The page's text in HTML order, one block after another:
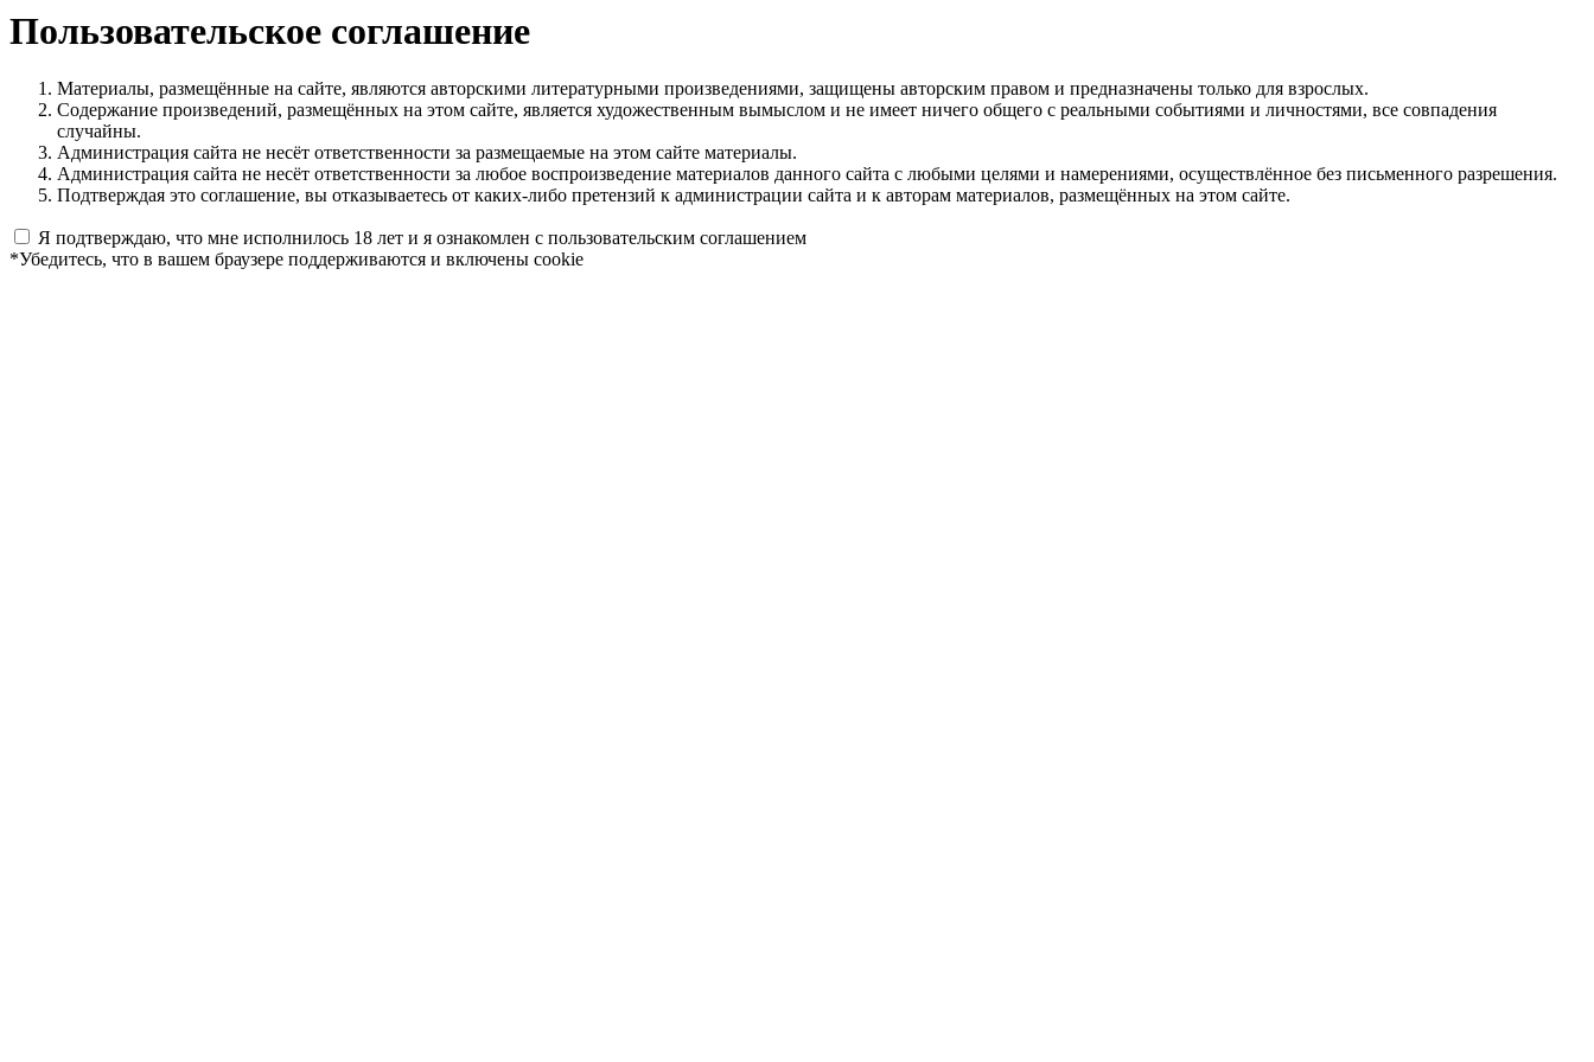
Пользовательское соглашение
Материалы, размещённые на сайте, являются авторскими литературными произведениями, защищены авторским правом и предназначены только для взрослых.
Содержание произведений, размещённых на этом сайте, является художественным вымыслом и не имеет ничего общего с реальными событиями и личностями, все совпадения
случайны.
Администрация сайта не несёт ответственности за размещаемые на этом сайте материалы.
Администрация сайта не несёт ответственности за любое воспроизведение материалов данного сайта с любыми целями и намерениями, осуществлённое без письменного разрешения.
Подтверждая это соглашение, вы отказываетесь от каких-либо претензий к администрации сайта и к авторам материалов, размещённых на этом сайте.
Я подтверждаю, что мне исполнилось 18 лет и я ознакомлен с пользовательским соглашением
*Убедитесь, что в вашем браузере поддерживаются и включены cookie